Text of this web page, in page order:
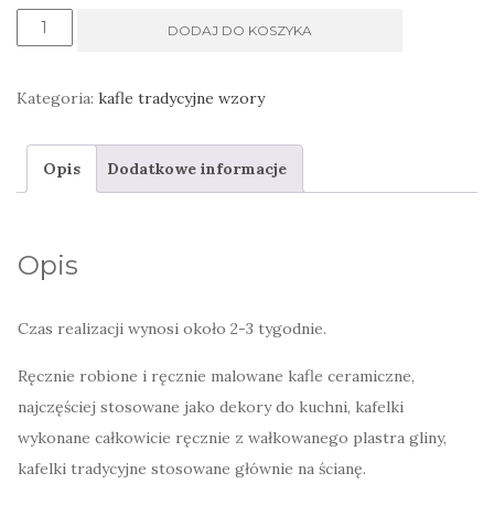
ilość
karminowa
w
Bolesławiec
DODAJ DO KOSZYKA
Kategoria: kafle tradycyjne wzory
Opis Dodatkowe informacje
Opis
Czas realizacji wynosi około 2-3 tygodnie.
Ręcznie robione i ręcznie malowane kafle ceramiczne,
najczęściej stosowane jako dekory do kuchni, kafelki
wykonane całkowicie ręcznie z wałkowanego plastra gliny,
kafelki tradycyjne stosowane głównie na ścianę.